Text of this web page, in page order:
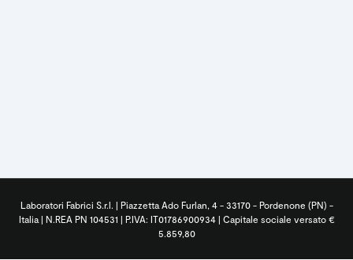
Laboratori Fabrici S.r.l. | Piazzetta Ado Furlan, 4 - 33170 - Pordenone (PN) -
Italia | N.REA PN 104531 | P.IVA: IT01786900934 | Capitale sociale versato €
5.859,80